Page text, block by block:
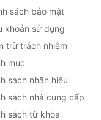
sách bảo mật
khoản sử dụng
trừ trách nhiệm
mục
sách nhãn hiệu
sách nhà cung cấp
sách từ khóa